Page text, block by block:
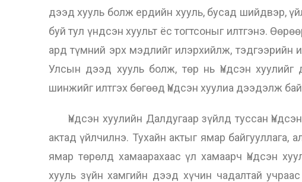
дээд хууль болж ердийн хууль, бусад шийдвэр,
буй тул үндсэн хуульт ёс тогтсоныг илтгэнэ.
ард түмний эрх мэдлийг илэрхийлж, тэдгээрийн
Улсын дээд хууль болж, төр нь Үндсэн
шинжийг илтгэх бөгөөд Үндсэн хуулиа дээдэлж
Үндсэн хуулийн Далдугаар зүйлд туссан
актад үйлчилнэ. Тухайн актыг ямар байгууллага,
ямар төрөлд хамаарахаас үл хамаарч Үндсэн
хууль зүйн хамгийн дээд хүчин чадалтай